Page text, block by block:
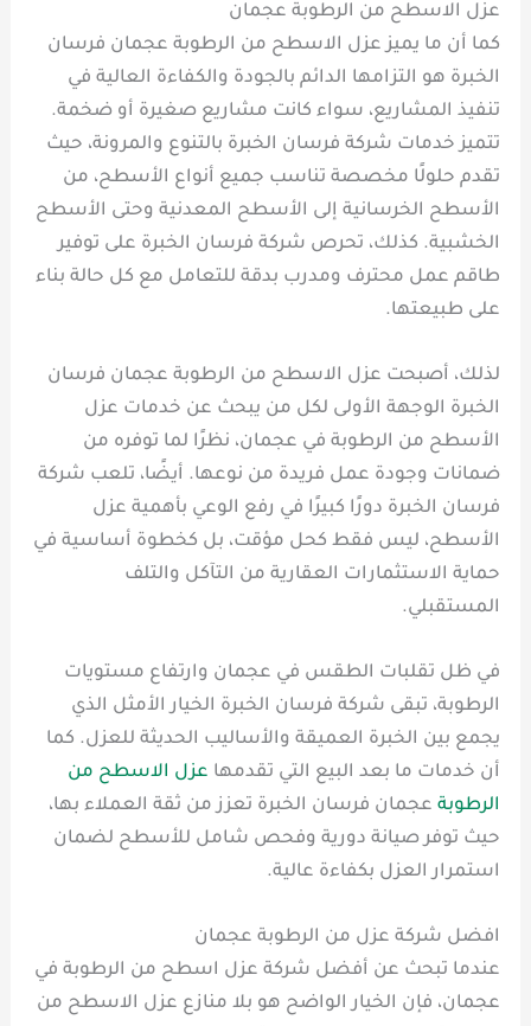
عزل الاسطح من الرطوبة عجمان
كما أن ما يميز عزل الاسطح من الرطوبة عجمان فرسان
الخبرة هو التزامها الدائم بالجودة والكفاءة العالية في
تنفيذ المشاريع، سواء كانت مشاريع صغيرة أو ضخمة.
تتميز خدمات شركة فرسان الخبرة بالتنوع والمرونة، حيث
تقدم حلولًا مخصصة تناسب جميع أنواع الأسطح، من
الأسطح الخرسانية إلى الأسطح المعدنية وحتى الأسطح
الخشبية. كذلك، تحرص شركة فرسان الخبرة على توفير
طاقم عمل محترف ومدرب بدقة للتعامل مع كل حالة بناء
على طبيعتها.
لذلك، أصبحت عزل الاسطح من الرطوبة عجمان فرسان
الخبرة الوجهة الأولى لكل من يبحث عن خدمات عزل
الأسطح من الرطوبة في عجمان، نظرًا لما توفره من
ضمانات وجودة عمل فريدة من نوعها. أيضًا، تلعب شركة
فرسان الخبرة دورًا كبيرًا في رفع الوعي بأهمية عزل
الأسطح، ليس فقط كحل مؤقت، بل كخطوة أساسية في
حماية الاستثمارات العقارية من التآكل والتلف
المستقبلي.
في ظل تقلبات الطقس في عجمان وارتفاع مستويات
الرطوبة، تبقى شركة فرسان الخبرة الخيار الأمثل الذي
يجمع بين الخبرة العميقة والأساليب الحديثة للعزل. كما
أن خدمات ما بعد البيع التي تقدمها عزل الاسطح من
الرطوبة عجمان فرسان الخبرة تعزز من ثقة العملاء بها،
حيث توفر صيانة دورية وفحص شامل للأسطح لضمان
استمرار العزل بكفاءة عالية.
افضل شركة عزل من الرطوبة عجمان
عندما تبحث عن أفضل شركة عزل اسطح من الرطوبة في
عجمان، فإن الخيار الواضح هو بلا منازع عزل الاسطح من